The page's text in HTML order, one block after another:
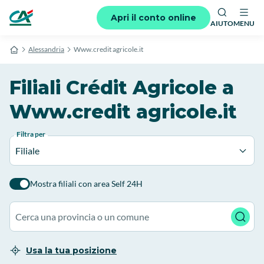
Apri il conto online
AIUTOMENU
Alessandria Www.credit agricole.it
Filiali Crédit Agricole a
Www.credit agricole.it
Filtra per
Filiale
Mostra filiali con area Self 24H
Usa la tua posizione